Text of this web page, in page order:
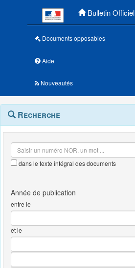
Bulletin Officiel
Documents opposables
Aide
Nouveautés
Navigation
outils
Menu
contextuel
Recherche
dans le texte intégral des documents
entre le
et le